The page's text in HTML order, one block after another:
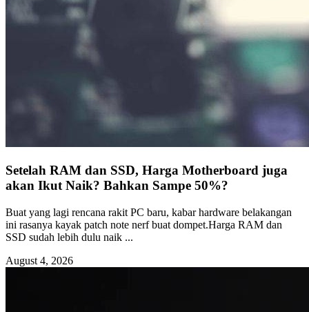
Setelah RAM dan SSD, Harga Motherboard juga
akan Ikut Naik? Bahkan Sampe 50%?
Buat yang lagi rencana rakit PC baru, kabar hardware belakangan
ini rasanya kayak patch note nerf buat dompet.Harga RAM dan
SSD sudah lebih dulu naik ...
August 4, 2026